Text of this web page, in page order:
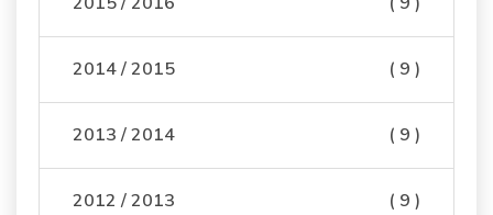
2014 / 2015 ( 9 )
2013 / 2014 ( 9 )
2012 / 2013 ( 9 )